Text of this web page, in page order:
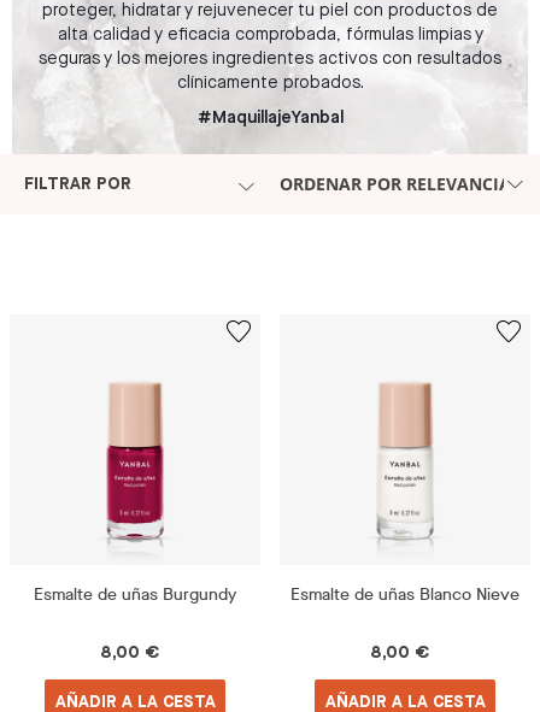
proteger, hidratar y rejuvenecer tu piel con productos de
alta calidad y eficacia comprobada, fórmulas limpias y
seguras y los mejores ingredientes activos con resultados
clínicamente probados.
#MaquillajeYanbal
FILTRAR POR ORDENAR POR RELEVANCIA
Esmalte de uñas Burgundy
8,00 €
AÑADIR A LA CESTA
Esmalte de uñas Blanco Nieve
8,00 €
AÑADIR A LA CESTA